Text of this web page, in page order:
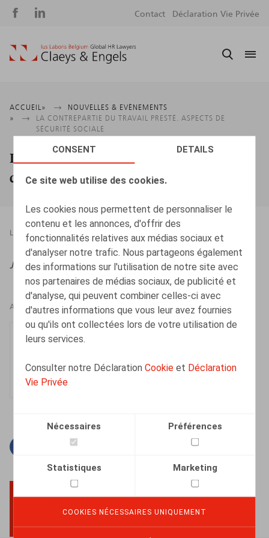
CONSENT DETAILS
Ce site web utilise des cookies.
Les cookies nous permettent de personnaliser le
contenu et les annonces, d'offrir des
fonctionnalités relatives aux médias sociaux et
d'analyser notre trafic. Nous partageons également
des informations sur l'utilisation de notre site avec
nos partenaires de médias sociaux, de publicité et
d'analyse, qui peuvent combiner celles-ci avec
d'autres informations que vous leur avez fournies
ou qu'ils ont collectées lors de votre utilisation de
leurs services.
Consulter notre DéclarationCookie et Déclaration
Vie Privée
Nécessaires Préférences
Statistiques Marketing
COOKIES NÉCESSAIRES UNIQUEMENT
Social
Contact Déclaration Vie Privée
Fil
d'Ariane
ACCUEIL
NOUVELLES & EVÈNEMENTS
LA CONTREPARTIE DU TRAVAIL PRESTÉ. ASPECTS DE
SÉCURITÉ SOCIALE
La contrepartie du travail presté. Aspects
de sécurité sociale
LEGAL MAGAZINES 12.09.2024
JTT , 2024/17, pp. 305 – 313
AUTEURS
Facebook
TwitterLinkedin
BACK TO TOP